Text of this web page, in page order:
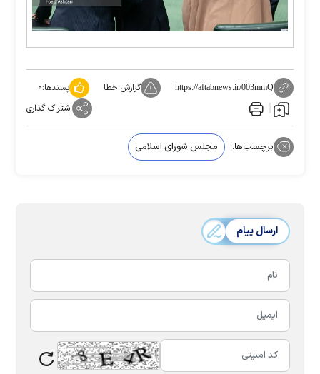
https://aftabnews.ir/003mmQ گزارش خطا پسندها:۰
اشتراک گذاری
برچسب‌ها: مجلس شورای اسلامی
ارسال پیام